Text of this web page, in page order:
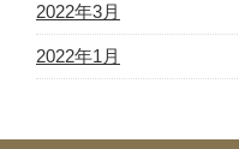
2022年3月
2022年1月